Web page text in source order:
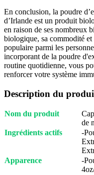
En conclusion, la poudre
d’Irlande est un produit
en raison de ses nombreux
biologique, sa commodité
populaire parmi les
incorporant de la poudre
routine quotidienne, vous
renforcer votre système
Description du
Nom du produit
de
Ingrédients actifs
-
Apparence
-